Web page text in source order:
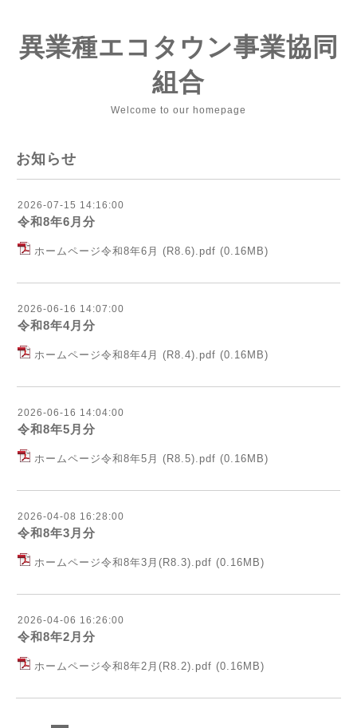
異業種エコタウン事業協同
組合
Welcome to our homepage
お知らせ
2026-07-15 14:16:00
令和8年6月分
ホームページ令和8年6月 (R8.6).pdf (0.16MB)
2026-06-16 14:07:00
令和8年4月分
ホームページ令和8年4月 (R8.4).pdf (0.16MB)
2026-06-16 14:04:00
令和8年5月分
ホームページ令和8年5月 (R8.5).pdf (0.16MB)
2026-04-08 16:28:00
令和8年3月分
ホームページ令和8年3月(R8.3).pdf (0.16MB)
2026-04-06 16:26:00
令和8年2月分
ホームページ令和8年2月(R8.2).pdf (0.16MB)